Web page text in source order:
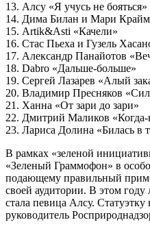
13. Алсу «Я учусь не бояться»
14. Дима Билан и Мари
15. Artik&Asti «Качели»
16. Стас Пьеха и Гузель
17. Александр Панайотов
18. Dabro «Дальше-больше»
19. Сергей Лазарев «Алый
20. Владимир Пресняков
21. Ханна «От зари до зари»
22. Дмитрий Маликов «Когда-
23. Лариса Долина «Билась в
В рамках «зеленой
«Зеленый Граммофон» в
подающему правильный
своей аудитории. В этом
стала певица Алсу. Статуэтку
руководитель